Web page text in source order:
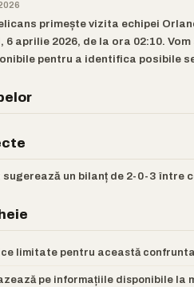
primește vizita echipei
6 aprilie 2026, de la ora 02:10.
pentru a identifica posibile
un bilanț de 2-0-3 între
limitate pentru această
pe informațiile disponibile la